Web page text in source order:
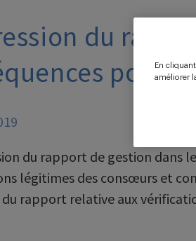
du
pour
du rapport de gestion dans
légitimes des consœurs et
rapport relative aux
En
améliorer